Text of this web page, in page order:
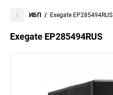
ИБП Exegate EP285494RUS
Exegate EP285494RUS